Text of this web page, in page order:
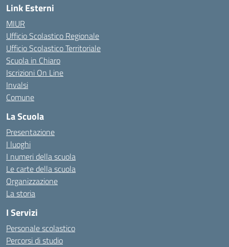
Link Esterni
MIUR
Ufficio Scolastico Regionale
Ufficio Scolastico Territoriale
Scuola in Chiaro
Iscrizioni On Line
Invalsi
Comune
La Scuola
Presentazione
I luoghi
I numeri della scuola
Le carte della scuola
Organizzazione
La storia
I Servizi
Personale scolastico
Percorsi di studio